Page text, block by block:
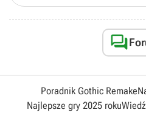

Poradnik Gothic Remake
Najlepsze gry 2025 roku